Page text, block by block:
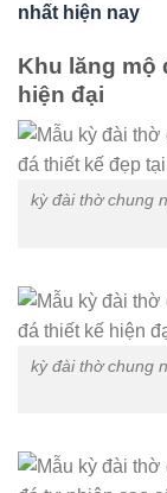
nhất hiện nay
Khu lăng mộ
hiện đại
kỳ đài thờ chung
kỳ đài thờ chung